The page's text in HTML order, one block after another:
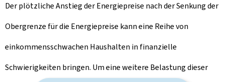
Der plötzliche Anstieg der Energiepreise nach der Senkung der
Obergrenze für die Energiepreise kann eine Reihe von
einkommensschwachen Haushalten in finanzielle
Schwierigkeiten bringen. Um eine weitere Belastung dieser